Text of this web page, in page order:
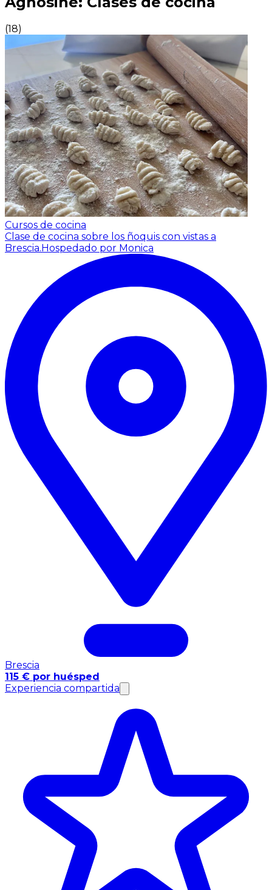
(18)
Cursos de cocina
Clase de cocina sobre los ñoquis con vistas a
Brescia.Hospedado por Monica
Brescia
115 € por huésped
Experiencia compartida